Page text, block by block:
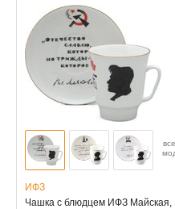
ИФЗ
Чашка с блюдцем ИФЗ Майская,